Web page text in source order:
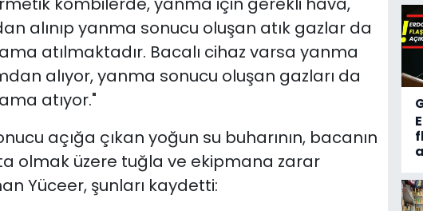
alınıp yanma sonucu oluşan atık gazlar da
atılmaktadır. Bacalı cihaz varsa yanma
alıyor, yanma sonucu oluşan gazları da
atıyor."
açığa çıkan yoğun su buharının, bacanın
olmak üzere tuğla ve ekipmana zarar
Yüceer, şunları kaydetti: